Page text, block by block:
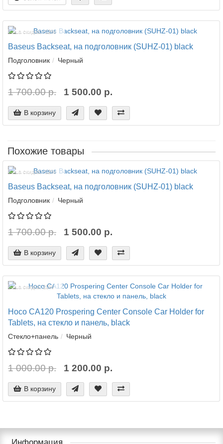
Ваша скидка: -12%
Baseus Backseat, на подголовник (SUHZ-01) black
Подголовник Черный
1 700.00 р. 1 500.00 р.
В корзину
Похожие товары
Ваша скидка: -12%
Baseus Backseat, на подголовник (SUHZ-01) black
Подголовник Черный
1 700.00 р. 1 500.00 р.
В корзину
Ваша скидка: 20%
Hoco CA120 Prospering Center Console Car Holder for
Tablets, на стекло и панель, black
Стекло+панель Черный
1 000.00 р. 1 200.00 р.
В корзину